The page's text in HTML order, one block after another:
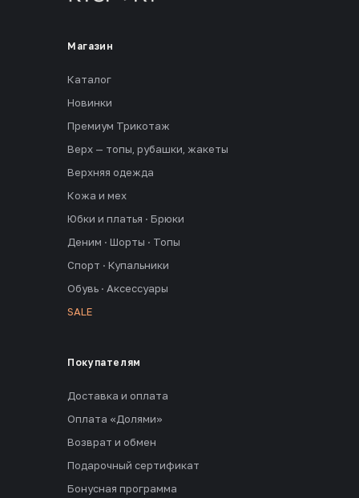
Магазин
Каталог
Новинки
Премиум Трикотаж
Верх — топы, рубашки, жакеты
Верхняя одежда
Кожа и мех
Юбки и платья · Брюки
Деним · Шорты · Топы
Спорт · Купальники
Обувь · Аксессуары
SALE
Покупателям
Доставка и оплата
Оплата «Долями»
Возврат и обмен
Подарочный сертификат
Бонусная программа